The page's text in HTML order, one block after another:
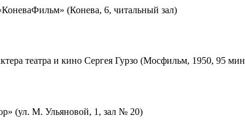
(Конева, 6, читальный зал)
театра и кино Сергея Гурзо (Мосфильм, 1950, 95
(ул. М. Ульяновой, 1, зал № 20)